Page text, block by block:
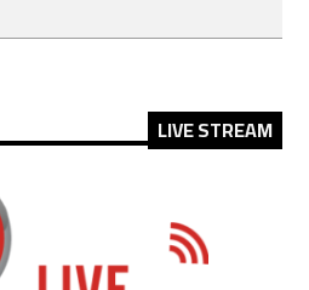
LIVE STREAM